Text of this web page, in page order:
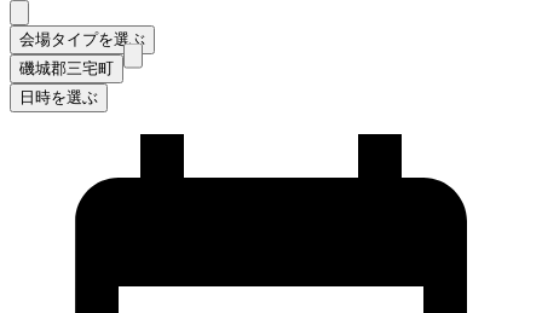
会場タイプを選ぶ
磯城郡三宅町
日時を選ぶ